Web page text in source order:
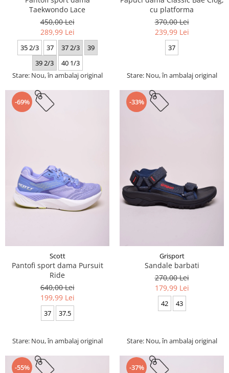
Taekwondo Lace
450,00 Lei
289,99 Lei
35 2/3 37 37 2/3
39
39 2/3
40 1/3
Stare: Nou, în ambalaj original
cu platforma
370,00 Lei
239,99 Lei
37
Stare: Nou, în ambalaj original
-69%
Scott
Pantofi sport dama Pursuit
Ride
640,00 Lei
199,99 Lei
37 37.5
Stare: Nou, în ambalaj original
-33%
Grisport
Sandale barbati
270,00 Lei
179,99 Lei
42 43
Stare: Nou, în ambalaj original
-55% -37%